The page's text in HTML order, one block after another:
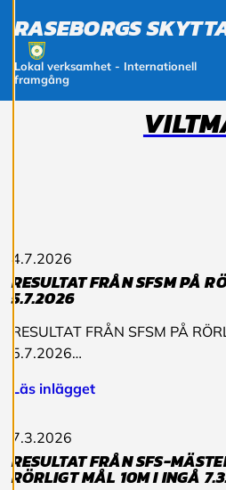
när som helst. Läs
mer om våra
cookies.
o
o
k
i
e
s
A
v
i
s
a
RASEBORGS
Lokal verksamhet - Internationell
framgång
4.7.2026
RESULTAT FRÅN SFSM PÅ
5.7.2026
RESULTAT FRÅN SFSM PÅ
5.7.2026…
Läs inlägget
7.3.2026
RESULTAT FRÅN SFS-
RÖRLIGT MÅL 10M I INGÅ